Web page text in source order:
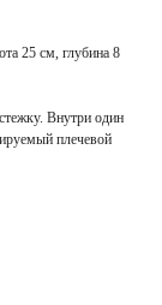
25 см, глубина 8
Внутри один
плечевой